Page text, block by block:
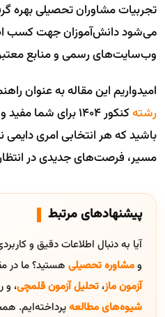
تجربیات مشاوران تحصیلی بهره
می‌شود دانش‌آموزان جهت کسب
وب‌سایت‌های رسمی و منابع معتبر
امیدواریم این مقاله به عنوان
رشته
کنکور 1404 برای
باشید که هر انتخابی امری
مسیر، فرصت‌های جدیدی در
پیشنهادهای مرتبط
آیا به دنبال اطلاعات دقیق و
ومشاوره تحصیلی هستید؟ ما در
آزمون ماز، تحلیل آزمون قلمچی، و
شیوه‌های مطالعهپرداخته‌ایم.